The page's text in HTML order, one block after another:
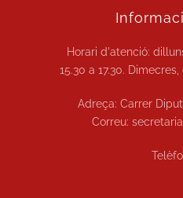
Horari d'atenció:
15.30 a 17.30.
Adreça: Carrer
Correu: